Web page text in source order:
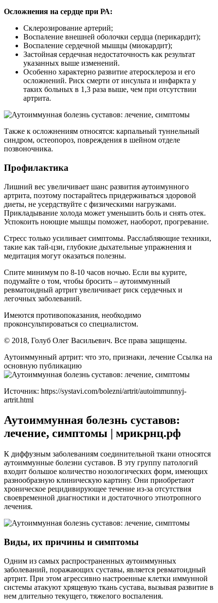
Осложнения на сердце при РА:
Склерозирование артерий;
Воспаление внешней оболочки сердца (перикардит);
Воспаление сердечной мышцы (миокардит);
Застойная сердечная недостаточность как результат
указанных выше изменений.
Особенно характерно развитие атеросклероза и его
осложнений. Риск смерти от инсульта и инфаркта у
таких больных в 1,3 раза выше, чем при отсутствии
артрита.
Также к осложнениям относятся: карпальный туннельный
синдром, остеопороз, повреждения в шейном отделе
позвоночника.
Профилактика
Лишний вес увеличивает шанс развития аутоимунного
артрита, поэтому постарайтесь придерживаться здоровой
диеты, не усердствуйте с физическими нагрузками.
Прикладывание холода может уменьшить боль и снять отек.
Успокоить ноющие мышцы поможет, наоборот, прогревание.
Стресс только усиливает симптомы. Расслабляющие техники,
такие как тай-цзи, глубокие дыхательные упражнения и
медитация могут оказаться полезны.
Спите минимум по 8-10 часов ночью. Если вы курите,
подумайте о том, чтобы бросить – аутоиммунный
ревматоидный артрит увеличивает риск сердечных и
легочных заболеваний.
Имеются противопоказания, необходимо
проконсультироваться со специалистом.
© 2018, Голуб Олег Васильевич. Все права защищены.
Аутоиммунный артрит: что это, признаки, лечение Ссылка на
основную публикацию
Источник: https://systavi.com/bolezni/artrit/autoimmunnyj-
artrit.html
Аутоиммунная болезнь суставов:
лечение, симптомы | мрикрнц.рф
К диффузным заболеваниям соединительной ткани относятся
аутоиммунные болезни суставов. В эту группу патологий
входит большое количество нозологических форм, имеющих
разнообразную клиническую картину. Они приобретают
хроническое рецидивирующее течение из-за отсутствия
своевременной диагностики и достаточного этиотропного
лечения.
Виды, их причины и симптомы
Одним из самых распространенных аутоиммунных
заболеваний, поражающих суставы, является ревматоидный
артрит. При этом агрессивно настроенные клетки иммунной
системы атакуют хрящевую ткань сустава, вызывая развитие в
нем длительно текущего, тяжелого воспаления.